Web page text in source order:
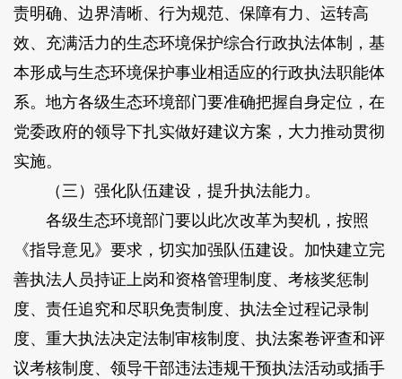
责明确、边界清晰、行为规范、保障有力、运转高
效、充满活力的生态环境保护综合行政执法体制，基
本形成与生态环境保护事业相适应的行政执法职能体
系。地方各级生态环境部门要准确把握自身定位，在
党委政府的领导下扎实做好建议方案，大力推动贯彻
实施。
（三）强化队伍建设，提升执法能力。
各级生态环境部门要以此次改革为契机，按照
《指导意见》要求，切实加强队伍建设。加快建立完
善执法人员持证上岗和资格管理制度、考核奖惩制
度、责任追究和尽职免责制度、执法全过程记录制
度、重大执法决定法制审核制度、执法案卷评查和评
议考核制度、领导干部违法违规干预执法活动或插手